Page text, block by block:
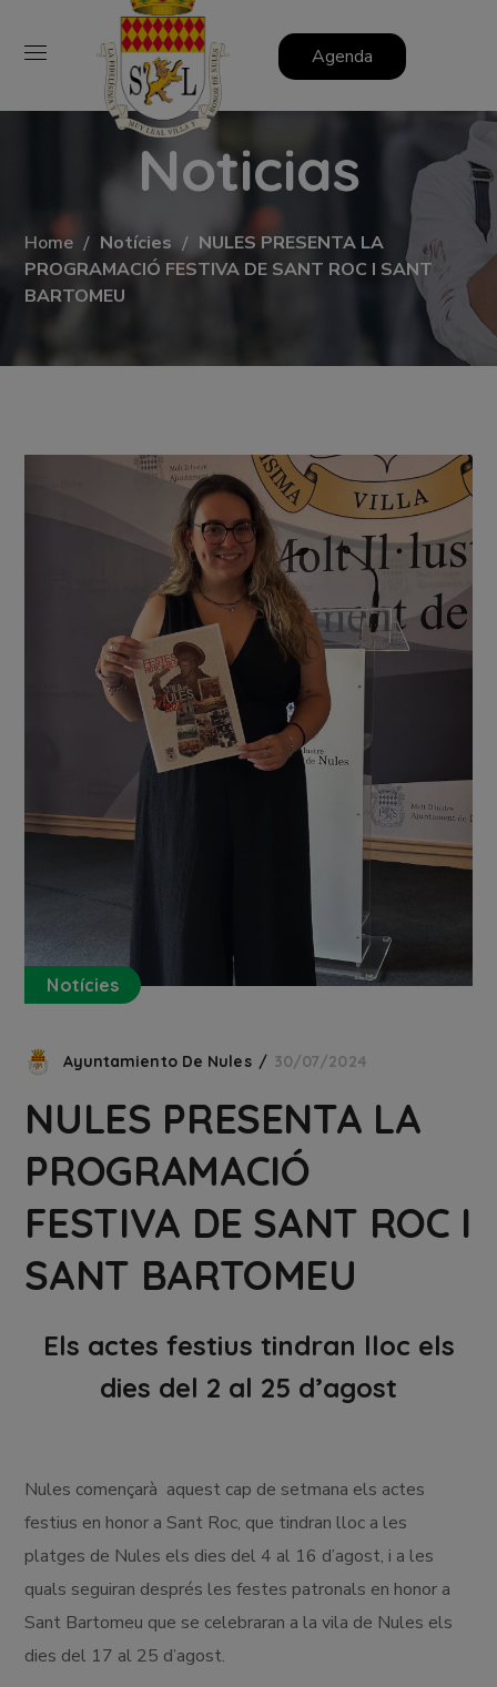
Agenda
Noticias
Home Notícies
NULES PRESENTA LA
PROGRAMACIÓ FESTIVA DE SANT ROC I SANT
BARTOMEU
Notícies
Ayuntamiento De Nules 30/07/2024
NULES PRESENTA LA
PROGRAMACIÓ
FESTIVA DE SANT ROC I
SANT BARTOMEU
Els actes festius tindran lloc els
dies del 2 al 25 d’agost
Nules començarà aquest cap de setmana els actes
festius en honor a Sant Roc, que tindran lloc a les
platges de Nules els dies del 4 al 16 d’agost, i a les
quals seguiran després les festes patronals en honor a
Sant Bartomeu que se celebraran a la vila de Nules els
dies del 17 al 25 d’agost.